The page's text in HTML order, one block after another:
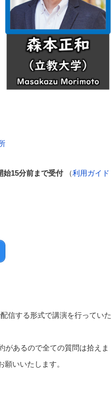
始15分前まで受付（利用ガイド
信する形式で講演を行っていた
があるので全ての質問は拾えま
いいたします。